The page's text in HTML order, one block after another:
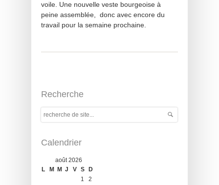
voile. Une nouvelle veste bourgeoise à
peine assemblée, donc avec encore du
travail pour la semaine prochaine.
Recherche
Calendrier
août 2026
L
M M J V S
D
1
2